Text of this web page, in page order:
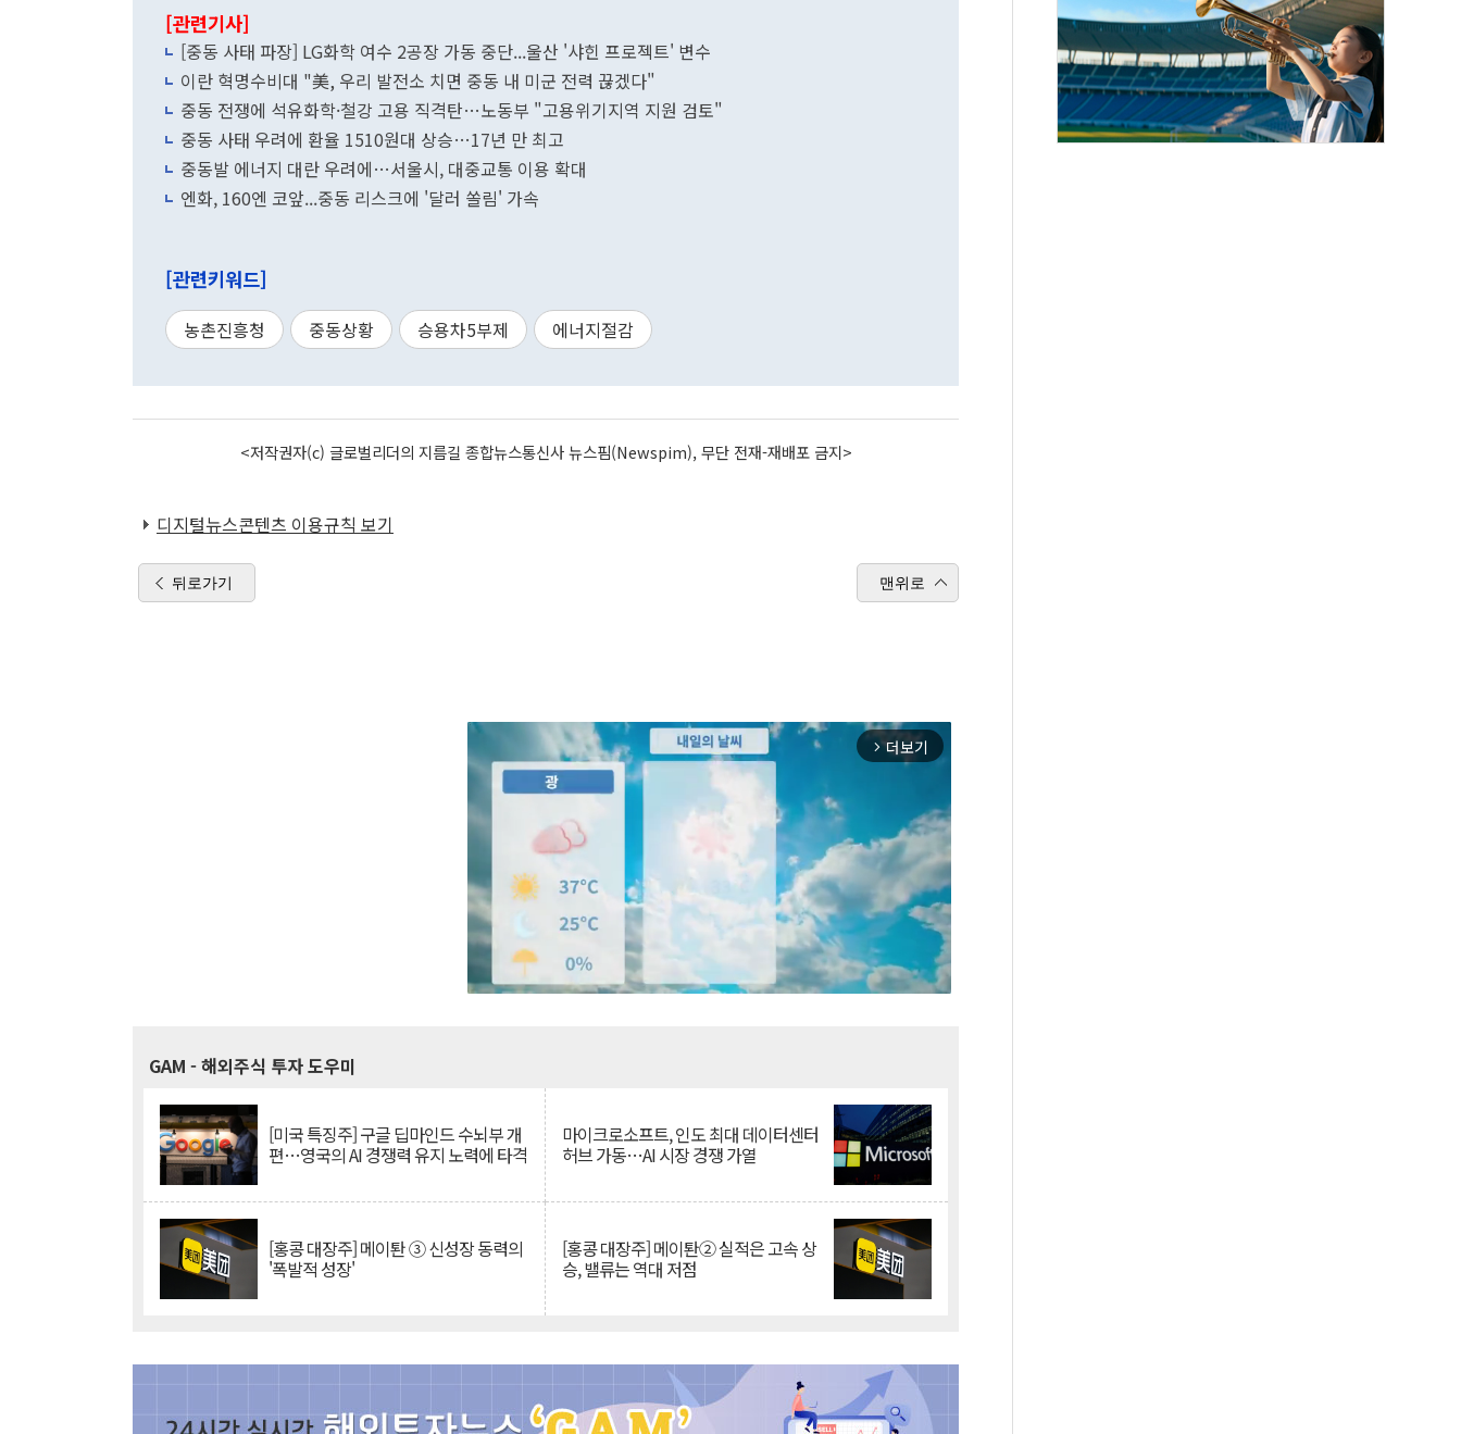
[관련기사]
[중동 사태 파장] LG화학 여수 2공장 가동 중단...울산 '샤힌 프로젝트' 변수
이란 혁명수비대 "美, 우리 발전소 치면 중동 내 미군 전력 끊겠다"
중동 전쟁에 석유화학·철강 고용 직격탄…노동부 "고용위기지역 지원 검토"
중동 사태 우려에 환율 1510원대 상승…17년 만 최고
중동발 에너지 대란 우려에…서울시, 대중교통 이용 확대
엔화, 160엔 코앞...중동 리스크에 '달러 쏠림' 가속
[관련키워드]
농촌진흥청 중동상황 승용차5부제 에너지절감
<저작권자(c) 글로벌리더의 지름길 종합뉴스통신사 뉴스핌(Newspim), 무단 전재-재배포 금지>
디지털뉴스콘텐츠 이용규칙 보기
뒤로가기 맨위로
arrow_forward_ios 더보기
GAM - 해외주식 투자 도우미
[미국 특징주] 구글 딥마인드 수뇌부 개
편…영국의 AI 경쟁력 유지 노력에 타격
마이크로소프트, 인도 최대 데이터센터
허브 가동…AI 시장 경쟁 가열
[홍콩 대장주] 메이퇀 ③ 신성장 동력의
'폭발적 성장'
[홍콩 대장주] 메이퇀② 실적은 고속 상
승, 밸류는 역대 저점